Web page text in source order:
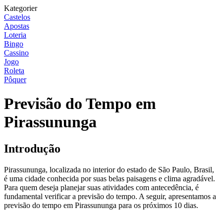
Kategorier
Castelos
Apostas
Loteria
Bingo
Cassino
Jogo
Roleta
Pôquer
Previsão do Tempo em
Pirassununga
Introdução
Pirassununga, localizada no interior do estado de São Paulo, Brasil,
é uma cidade conhecida por suas belas paisagens e clima agradável.
Para quem deseja planejar suas atividades com antecedência, é
fundamental verificar a previsão do tempo. A seguir, apresentamos a
previsão do tempo em Pirassununga para os próximos 10 dias.